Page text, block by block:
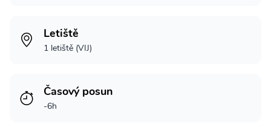
Letiště
1 letiště (VIJ)
Časový posun
-6h